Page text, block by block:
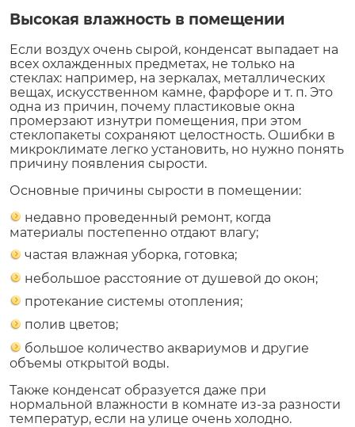
Высокая влажность в помещении
Если воздух очень сырой, конденсат выпадает на
всех охлажденных предметах, не только на
стеклах: например, на зеркалах, металлических
вещах, искусственном камне, фарфоре и т. п. Это
одна из причин, почему пластиковые окна
промерзают изнутри помещения, при этом
стеклопакеты сохраняют целостность. Ошибки в
микроклимате легко установить, но нужно понять
причину появления сырости.
Основные причины сырости в помещении:
недавно проведенный ремонт, когда
материалы постепенно отдают влагу;
частая влажная уборка, готовка;
небольшое расстояние от душевой до окон;
протекание системы отопления;
полив цветов;
большое количество аквариумов и другие
объемы открытой воды.
Также конденсат образуется даже при
нормальной влажности в комнате из-за разности
температур, если на улице очень холодно.